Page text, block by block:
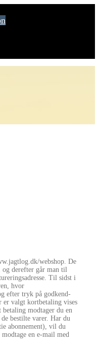
webshop. De
derefter går man til
Til sidst i
hvor
efter tryk på godkend-
er valgt kortbetaling vises
modtager du en
bestilte varer. Har du
abonnement), vil du
en e-mail med